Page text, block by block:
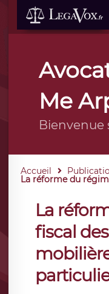
Me
Bienvenue
Accueil
La réforme du
La
fiscal